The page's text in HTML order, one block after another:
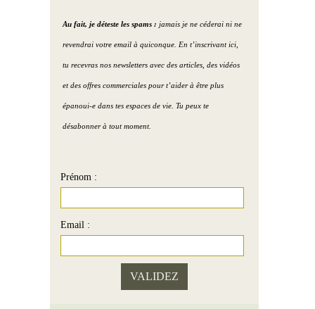
Au fait, je déteste les spams : jamais je ne céderai ni ne
revendrai votre email à quiconque. En t’inscrivant ici,
tu recevras nos newsletters avec des articles, des vidéos
et des offres commerciales pour t’aider à être plus
épanoui-e dans tes espaces de vie. Tu peux te
désabonner à tout moment.
Prénom :
Email :